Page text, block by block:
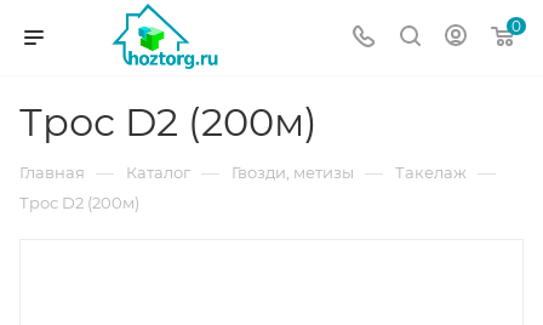
0
Трос D2 (200м)
Главная — Каталог — Гвозди, метизы — Такелаж —
Трос D2 (200м)